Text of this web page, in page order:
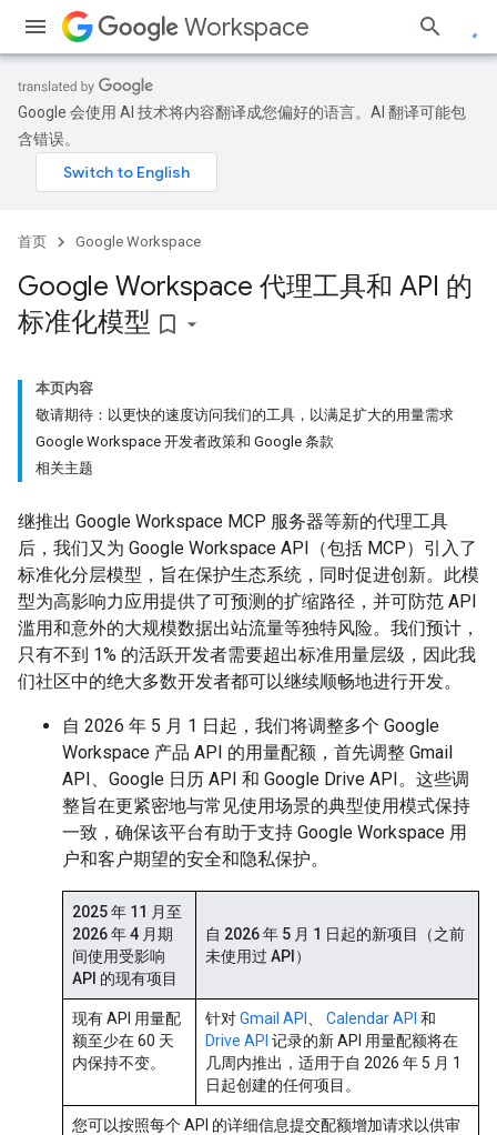
Workspace
Google 会使用 AI 技术将内容翻译成您偏好的语言。AI 翻译可能包
含错误。
首页 Google Workspace
Google Workspace 代理工具和 API 的
标准化模型 bookmark_border
本页内容
敬请期待：以更快的速度访问我们的工具，以满足扩大的用量需求
Google Workspace 开发者政策和 Google 条款
相关主题
继推出 Google Workspace MCP 服务器等新的代理工具
后，我们又为 Google Workspace API（包括 MCP）引入了
标准化分层模型，旨在保护生态系统，同时促进创新。此模
型为高影响力应用提供了可预测的扩缩路径，并可防范 API
滥用和意外的大规模数据出站流量等独特风险。我们预计，
只有不到 1% 的活跃开发者需要超出标准用量层级，因此我
们社区中的绝大多数开发者都可以继续顺畅地进行开发。
自 2026 年 5 月 1 日起，我们将调整多个 Google
Workspace 产品 API 的用量配额，首先调整 Gmail
API、Google 日历 API 和 Google Drive API。这些调
整旨在更紧密地与常见使用场景的典型使用模式保持
一致，确保该平台有助于支持 Google Workspace 用
户和客户期望的安全和隐私保护。
2025 年 11 月至
2026 年 4 月期
间使用受影响
API 的现有项目
自 2026 年 5 月 1 日起的新项目（之前
未使用过 API）
现有 API 用量配
额至少在 60 天
内保持不变。
针对Gmail API Calendar API 和
Drive API 记录的新 API 用量配额将在
几周内推出，适用于自 2026 年 5 月 1
日起创建的任何项目。
您可以按照每个 API 的详细信息提交配额增加请求以供审